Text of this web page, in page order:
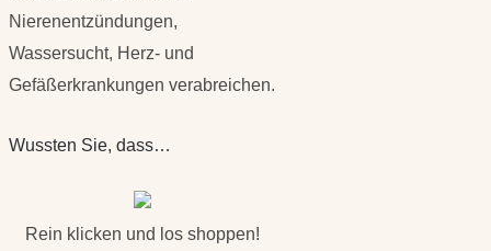
Nierenentzündungen,
Wassersucht, Herz- und
Gefäßerkrankungen verabreichen.
Wussten Sie, dass…
Rein klicken und los shoppen!